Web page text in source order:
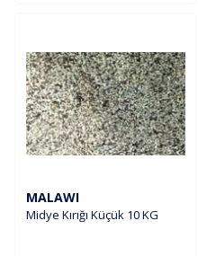
MALAWI
Midye Kırığı Küçük 10 KG